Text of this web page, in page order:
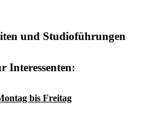
und Studioführungen
Interessenten:
bis Freitag